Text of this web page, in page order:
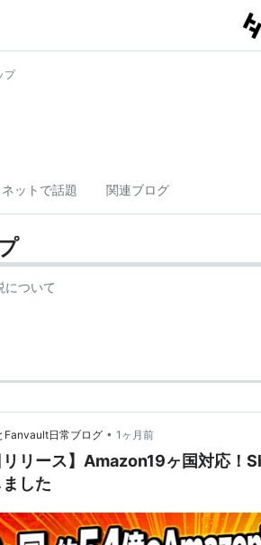
プ
ネットで話題 関連ブログ
について
Fanvault日常ブログ • 1ヶ月前
リリース】Amazon19ヶ国対応！
した